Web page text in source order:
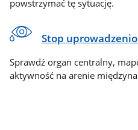
powstrzymać tę sytuację.
Stop
Sprawdź organ centralny,
aktywność na arenie